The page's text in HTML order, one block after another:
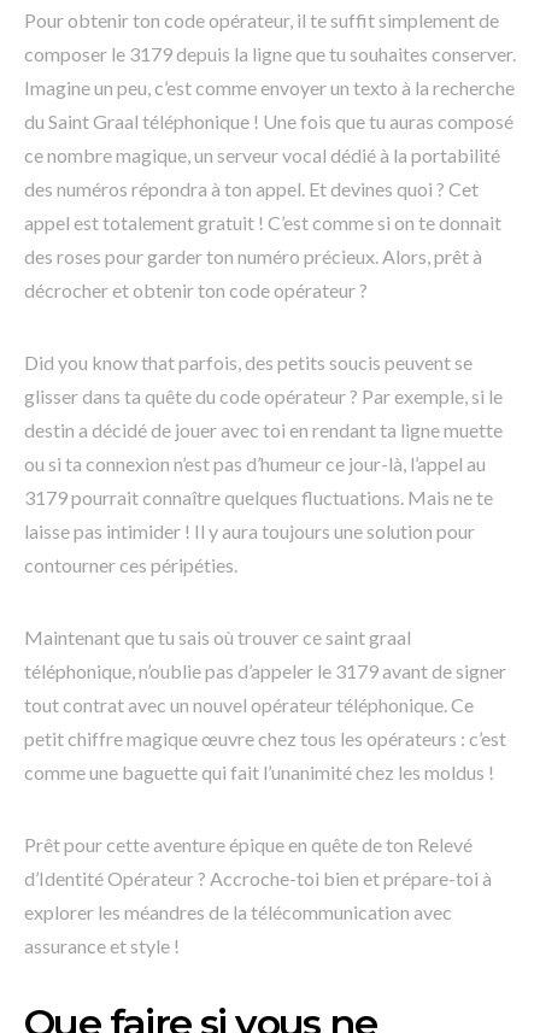
Pour obtenir ton code opérateur, il te suffit simplement de
composer le 3179 depuis la ligne que tu souhaites conserver.
Imagine un peu, c’est comme envoyer un texto à la recherche
du Saint Graal téléphonique ! Une fois que tu auras composé
ce nombre magique, un serveur vocal dédié à la portabilité
des numéros répondra à ton appel. Et devines quoi ? Cet
appel est totalement gratuit ! C’est comme si on te donnait
des roses pour garder ton numéro précieux. Alors, prêt à
décrocher et obtenir ton code opérateur ?
Did you know that parfois, des petits soucis peuvent se
glisser dans ta quête du code opérateur ? Par exemple, si le
destin a décidé de jouer avec toi en rendant ta ligne muette
ou si ta connexion n’est pas d’humeur ce jour-là, l’appel au
3179 pourrait connaître quelques fluctuations. Mais ne te
laisse pas intimider ! Il y aura toujours une solution pour
contourner ces péripéties.
Maintenant que tu sais où trouver ce saint graal
téléphonique, n’oublie pas d’appeler le 3179 avant de signer
tout contrat avec un nouvel opérateur téléphonique. Ce
petit chiffre magique œuvre chez tous les opérateurs : c’est
comme une baguette qui fait l’unanimité chez les moldus !
Prêt pour cette aventure épique en quête de ton Relevé
d’Identité Opérateur ? Accroche-toi bien et prépare-toi à
explorer les méandres de la télécommunication avec
assurance et style !
Que faire si vous ne